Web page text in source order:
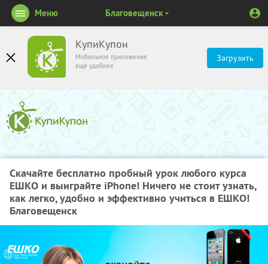
КупиКупон
Мобильное приложение
ещё удобнее
Загрузить
Меню Благовещенск
Скачайте бесплатно пробный урок любого курса
ЕШКО и выиграйте iPhone! Ничего не стоит узнать,
как легко, удобно и эффективно учиться в ЕШКО!
Благовещенск